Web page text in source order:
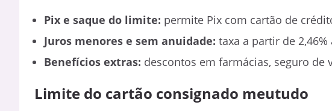
Pix e saque do limite: permite Pix com cartão de
Juros menores e sem anuidade: taxa a partir de 2,46%
Benefícios extras: descontos em farmácias, seguro
Limite do cartão consignado meutudo